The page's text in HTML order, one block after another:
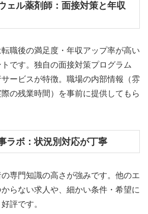
ェル薬剤師：面接対策と年収
職後の満足度・年収アップ率が高い
です。独自の面接対策プログラム
ービスが特徴。職場の内部情報（雰
の残業時間）を事前に提供してもら
ラボ：状況別対応が丁寧
専門知識の高さが強みです。他のエ
らない求人や、細かい条件・希望に
評です。